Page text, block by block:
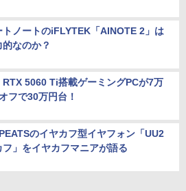
トノートのiFLYTEK「AINOTE 2」は
なのか？
RTX 5060 Ti搭載ゲーミングPCが7万
フで30万円台！
のイヤカフ型イヤフォン「UU2
フ」をイヤカフマニアが語る